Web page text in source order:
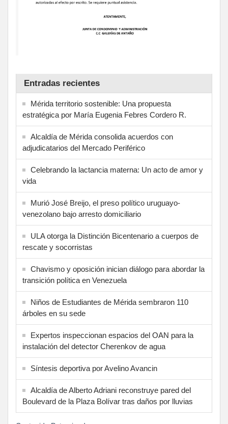
Entradas recientes
Mérida territorio sostenible: Una propuesta
estratégica por María Eugenia Febres Cordero R.
Alcaldía de Mérida consolida acuerdos con
adjudicatarios del Mercado Periférico
Celebrando la lactancia materna: Un acto de amor y
vida
Murió José Breijo, el preso político uruguayo-
venezolano bajo arresto domiciliario
ULA otorga la Distinción Bicentenario a cuerpos de
rescate y socorristas
Chavismo y oposición inician diálogo para abordar la
transición política en Venezuela
Niños de Estudiantes de Mérida sembraron 110
árboles en su sede
Expertos inspeccionan espacios del OAN para la
instalación del detector Cherenkov de agua
Síntesis deportiva por Avelino Avancin
Alcaldía de Alberto Adriani reconstruye pared del
Boulevard de la Plaza Bolívar tras daños por lluvias